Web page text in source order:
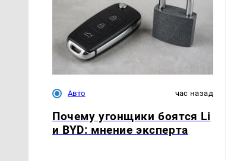
Авто час назад
Почему угонщики боятся Li
и BYD: мнение эксперта